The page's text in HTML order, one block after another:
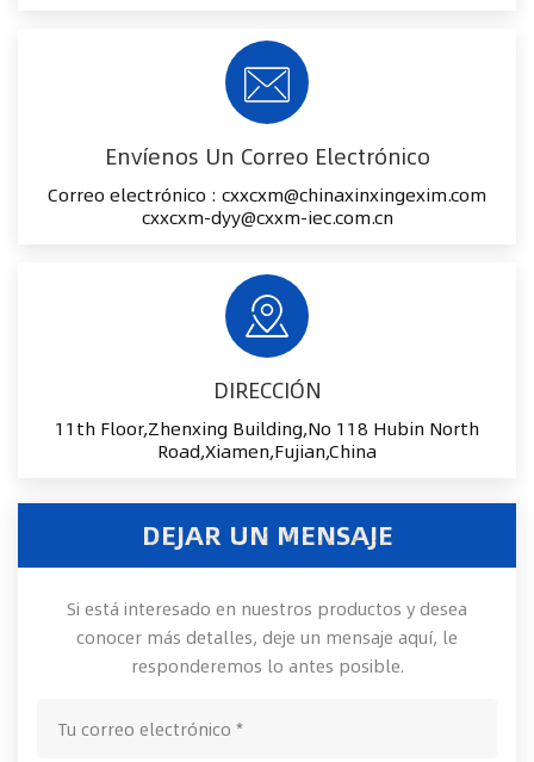
Envíenos Un Correo Electrónico
Correo electrónico : cxxcxm@chinaxinxingexim.com
cxxcxm-dyy@cxxm-iec.com.cn
DIRECCIÓN
11th Floor,Zhenxing Building,No 118 Hubin North
Road,Xiamen,Fujian,China
DEJAR UN MENSAJE
Si está interesado en nuestros productos y desea
conocer más detalles, deje un mensaje aquí, le
responderemos lo antes posible.